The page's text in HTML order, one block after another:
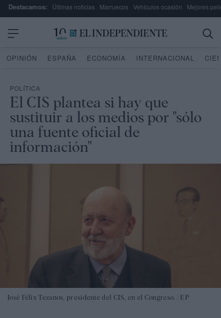
Destacamos: Últimas noticias Marruecos Vehículos ocasión Mejores
OPINIÓN ESPAÑA ECONOMÍA INTERNACIONAL
POLÍTICA
El CIS plantea si hay que
sustituir a los medios por "sólo
una fuente oficial de
información"
José Félix Tezanos, presidente del CIS, en el Congreso. | EP